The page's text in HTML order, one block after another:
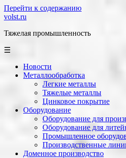
Перейти к содержанию
volst.ru
Тяжелая промышленность
☰
Новости
Металлообработка
Легкие металлы
Тяжелые металлы
Цинковое покрытие
Оборудование
Оборудование для
Оборудование для
Промышленное
Производственные
Доменное производство